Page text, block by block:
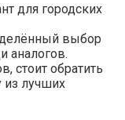
для городских
выбор
аналогов.
стоит обратить
из лучших